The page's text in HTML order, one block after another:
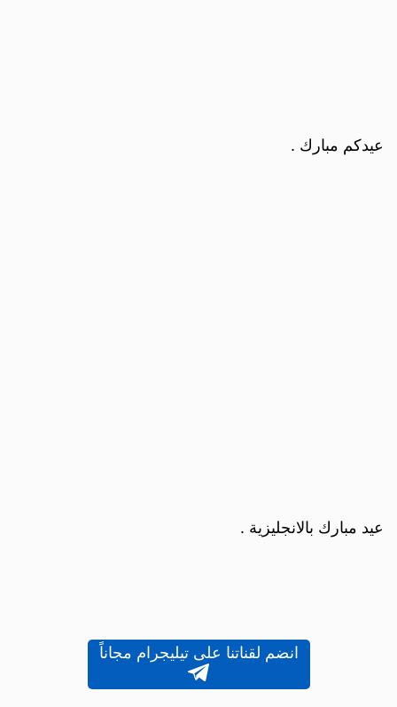
عيدكم مبارك .
عيد مبارك بالانجليزية .
انضم لقناتنا على تيليجرام مجاناً